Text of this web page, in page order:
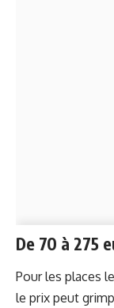
De 70 à 275
Pour les places
le prix peut